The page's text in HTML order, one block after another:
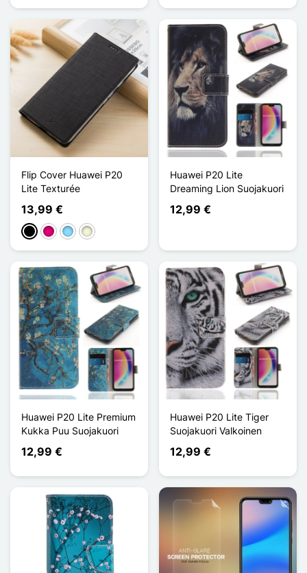
Flip Cover Huawei P20
Lite Texturée
13,99 €
MustaMagenta
Bleu Clair
Beige
Huawei P20 Lite
Dreaming Lion Suojakuori
12,99 €
Huawei P20 Lite Premium
Kukka Puu Suojakuori
12,99 €
Huawei P20 Lite Tiger
Suojakuori Valkoinen
12,99 €